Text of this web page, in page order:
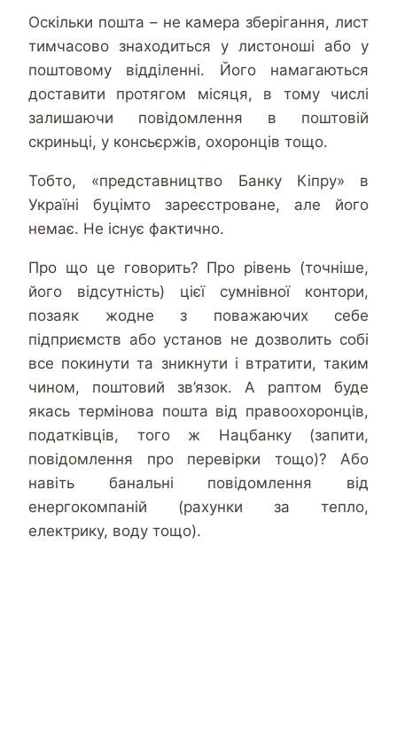
Оскільки пошта – не камера зберігання, лист
тимчасово знаходиться у листоноші або у
поштовому відділенні. Його намагаються
доставити протягом місяця, в тому числі
залишаючи повідомлення в поштовій
скриньці, у консьєржів, охоронців тощо.
Тобто, «представництво Банку Кіпру» в
Україні буцімто зареєстроване, але його
немає. Не існує фактично.
Про що це говорить? Про рівень (точніше,
його відсутність) цієї сумнівної контори,
позаяк жодне з поважаючих себе
підприємств або установ не дозволить собі
все покинути та зникнути і втратити, таким
чином, поштовий зв’язок. А раптом буде
якась термінова пошта від правоохоронців,
податківців, того ж Нацбанку (запити,
повідомлення про перевірки тощо)? Або
навіть банальні повідомлення від
енергокомпаній (рахунки за тепло,
електрику, воду тощо).